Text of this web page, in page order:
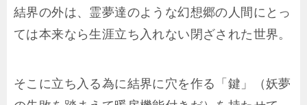
結界の外は、霊夢達のような幻想郷の人間にとっ
ては本来なら生涯立ち入れない閉ざされた世界。
そこに立ち入る為に結界に穴を作る「鍵」（妖夢